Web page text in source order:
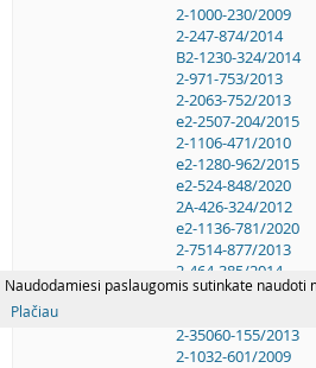
Naudodamiesi paslaugomis sutinkate naudoti
Plačiau
2-1000-230/2009
2-247-874/2014
B2-1230-324/2014
2-971-753/2013
2-2063-752/2013
e2-2507-204/2015
2-1106-471/2010
e2-1280-962/2015
e2-524-848/2020
2A-426-324/2012
e2-1136-781/2020
2-7514-877/2013
2-464-385/2014
2-1521-878/2014
2-35060-155/2013
2-1032-601/2009